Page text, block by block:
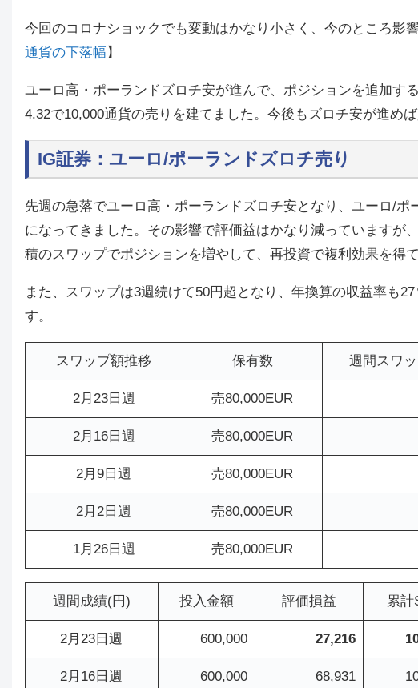
今回のコロナショックでも変動はかなり小さく、今のところ影
通貨の下落幅 】
ユーロ高・ポーランドズロチ安が進んで、ポジションを追加す
4.32で10,000通貨の売りを建てました。今後もズロチ安が進め
IG証券：ユーロ/ポーランドズロチ売り
先週の急落でユーロ高・ポーランドズロチ安となり、ユーロ/
になってきました。その影響で評価益はかなり減っていますが
積のスワップでポジションを増やして、再投資で複利効果を得て
また、スワップは3週続けて50円超となり、年換算の収益率も
す。
スワップ額推移 保有数 週間スワ
2月23日週 売80,000EUR
2月16日週 売80,000EUR
2月9日週 売80,000EUR
2月2日週 売80,000EUR
1月26日週 売80,000EUR
週間成績(円) 投入金額 評価損益 累計
2月23日週 600,000 27,216
2月16日週 600,000 68,931